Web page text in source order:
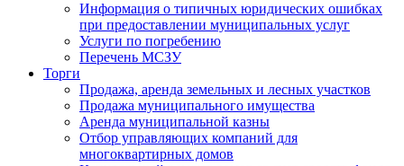
Информация о типичных юридических ошибках
при предоставлении муниципальных услуг
Услуги по погребению
Перечень МСЗУ
Торги
Продажа, аренда земельных и лесных участков
Продажа муниципального имущества
Аренда муниципальной казны
Отбор управляющих компаний для
многоквартирных домов